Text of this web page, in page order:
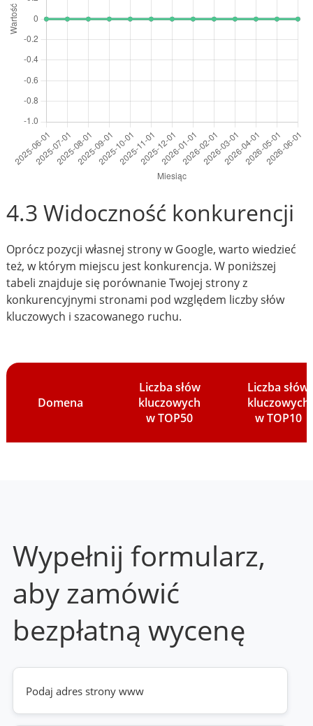
4.3 Widoczność konkurencji
Oprócz pozycji własnej strony w Google, warto wiedzieć
też, w którym miejscu jest konkurencja. W poniższej
tabeli znajduje się porównanie Twojej strony z
konkurencyjnymi stronami pod względem liczby słów
kluczowych i szacowanego ruchu.
Domena
Liczba słów
kluczowych
w TOP50
Liczba słów
kluczowych
w TOP10
Wypełnij formularz,
aby zamówić
bezpłatną wycenę
Twoja
strona
www